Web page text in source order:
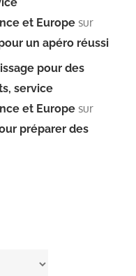
et Europe sur
un apéro réussi
pour des
service
et Europe sur
préparer des